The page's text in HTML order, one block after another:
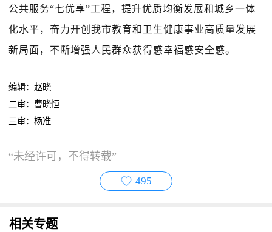
公共服务“七优享”工程，提升优质均衡发展和城乡一体
化水平，奋力开创我市教育和卫生健康事业高质量发展
新局面，不断增强人民群众获得感幸福感安全感。
编辑：赵晓
二审：曹晓恒
三审：杨准
“未经许可，不得转载”
495
相关专题